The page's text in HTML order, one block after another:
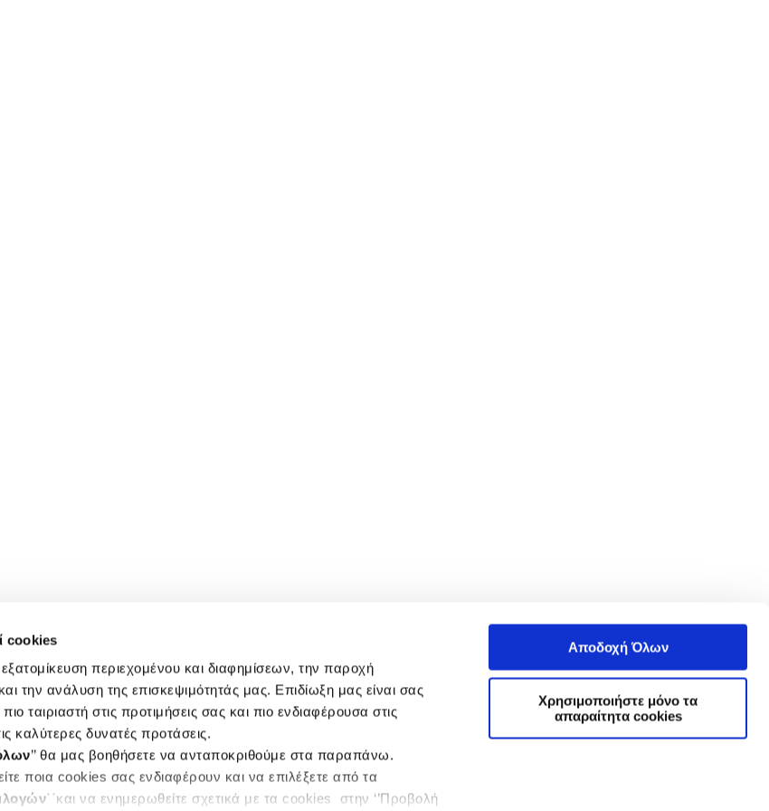
cookies
περιεχομένου και διαφημίσεων, την παροχή
την ανάλυση της επισκεψιμότητάς μας. Επιδίωξη μας είναι σας
ταιριαστή στις προτιμήσεις σας και πιο ενδιαφέρουσα στις
καλύτερες δυνατές προτάσεις.
’’ θα μας βοηθήσετε να ανταποκριθούμε στα παραπάνω.
ποια cookies σας ενδιαφέρουν και να επιλέξετε από τα
΄΄και να ενημερωθείτε σχετικά με τα cookies στην ‘’Προβολή
Αποδοχή Όλων
Χρησιμοποιήστε μόνο τα
απαραίτητα cookies